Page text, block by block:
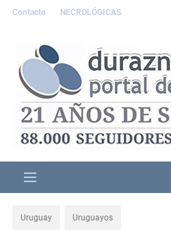
Contacto NECROLÓGICAS
Uruguay Uruguayos